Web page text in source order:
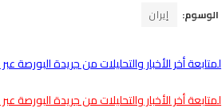
الوسوم: إيران
لمتابعة أخر الأخبار والتحليلات من جريدة
لمتابعة أخر الأخبار والتحليلات من جريدة البورصة